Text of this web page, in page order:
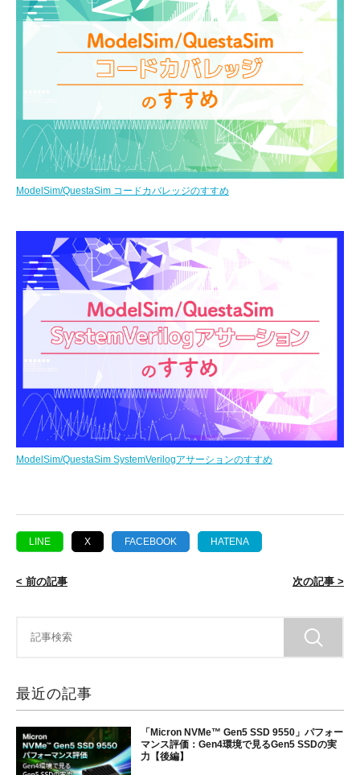
ModelSim/QuestaSim コードカバレッジのすすめ
ModelSim/QuestaSim SystemVerilogアサーションのすすめ
LINE X FACEBOOK HATENA
< 前の記事 次の記事 >
最近の記事
「Micron NVMe™ Gen5 SSD 9550」パフォー
マンス評価：Gen4環境で見るGen5 SSDの実
力【後編】